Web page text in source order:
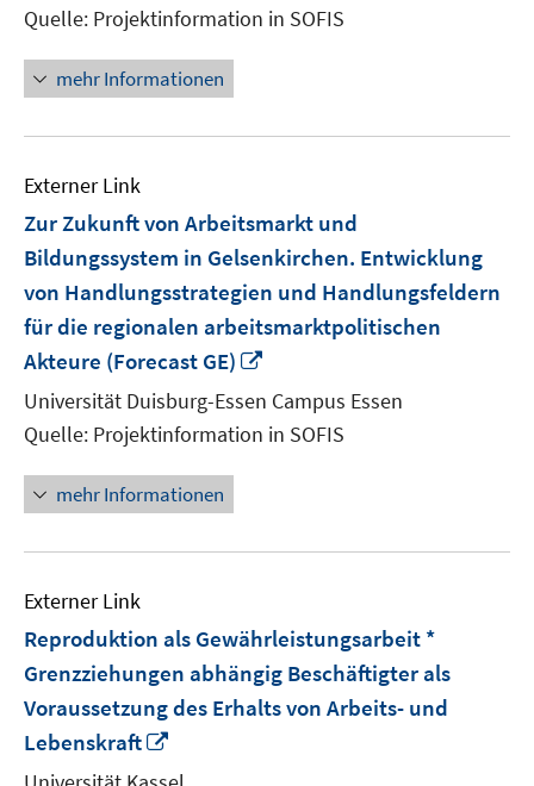
Quelle: Projektinformation in SOFIS
mehr Informationen
Externer Link
Zur Zukunft von Arbeitsmarkt und
Bildungssystem in Gelsenkirchen. Entwicklung
von Handlungsstrategien und Handlungsfeldern
für die regionalen arbeitsmarktpolitischen
Akteure (Forecast GE)
Fenster
öffnen
Universität Duisburg-Essen Campus Essen
Quelle: Projektinformation in SOFIS
mehr Informationen
Externer Link
Reproduktion als Gewährleistungsarbeit *
Grenzziehungen abhängig Beschäftigter als
Voraussetzung des Erhalts von Arbeits- und
Lebenskraft
neuem